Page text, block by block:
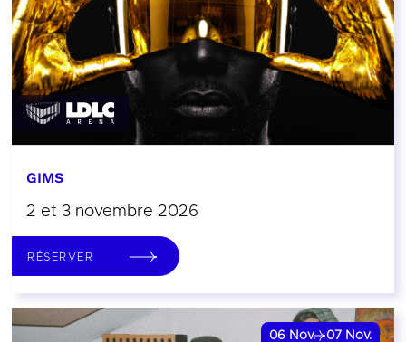
GIMS
2 et 3 novembre 2026
RÉSERVER
06 Nov. 07 Nov.